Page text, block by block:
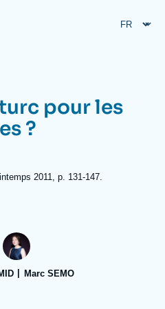
Proche-Orient
pour les
?
2011, p. 131-147.
Marc SEMO